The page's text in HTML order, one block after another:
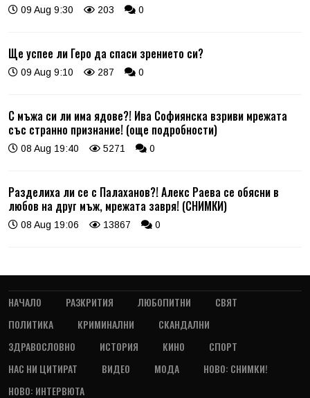
09 Aug 9:30 203 0
Ще успее ли Геро да спаси зрението си?
09 Aug 9:10 287 0
С мъжа си ли има ядове?! Ива Софиянска взриви мрежата
със странно признание! (още подробности)
08 Aug 19:40 5271 0
Разделиха ли се с Палаханов?! Алекс Раева се обясни в
любов на друг мъж, мрежата завря! (СНИМКИ)
08 Aug 19:06 13867 0
НАЧАЛО РАЗКРИТИЯ ЛЮБОПИТНИ
СВЯТ
ПОЛИТИКА
КРИМИНАЛНИ
СКАНДАЛНИ
ЗДРАВОСЛОВНО
ИСТОРИЯ КИНО
СПОРТ
НАС НИ ЦИТИРАТ
ВИДЕО МОДА
НОВО: СНИМКИ!
НОВО: ИНТЕРВЮТА